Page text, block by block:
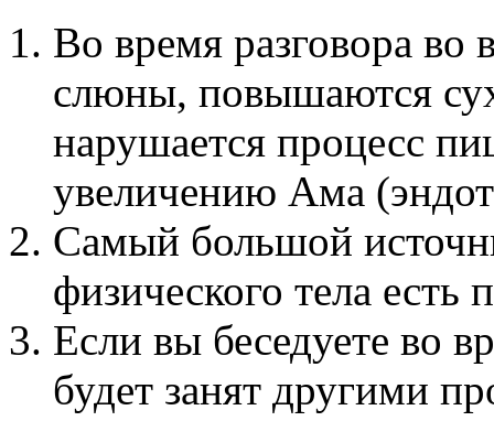
Во время разговора во
слюны, повышаются
нарушается процесс
увеличению Ама
Самый большой
физического тела есть
Если вы беседуете во
будет занят другими